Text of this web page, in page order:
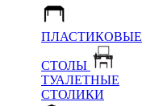
ПЛАСТИКОВЫЕ
СТОЛЫ
ТУАЛЕТНЫЕ
СТОЛИКИ